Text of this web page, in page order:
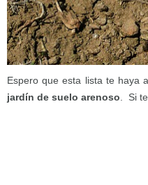
Espero que esta lista te haya
jardín de suelo arenoso . Si